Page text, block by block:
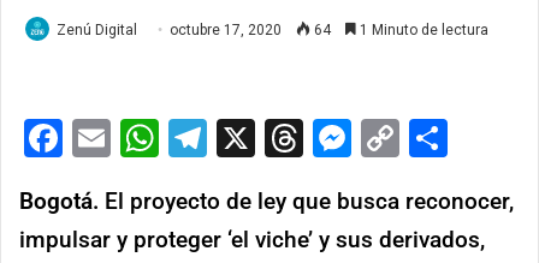
Zenú Digital octubre 17, 2020 64 1 Minuto de lectura
Facebook
EmailWhatsApp
Telegram
X ThreadsCopy
Bogotá. El proyecto de ley que busca reconocer,
impulsar y proteger ‘el viche’ y sus derivados,